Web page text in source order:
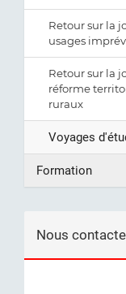
Retour sur la
usages
Retour sur la
réforme
ruraux
Voyages
Formation
Nous